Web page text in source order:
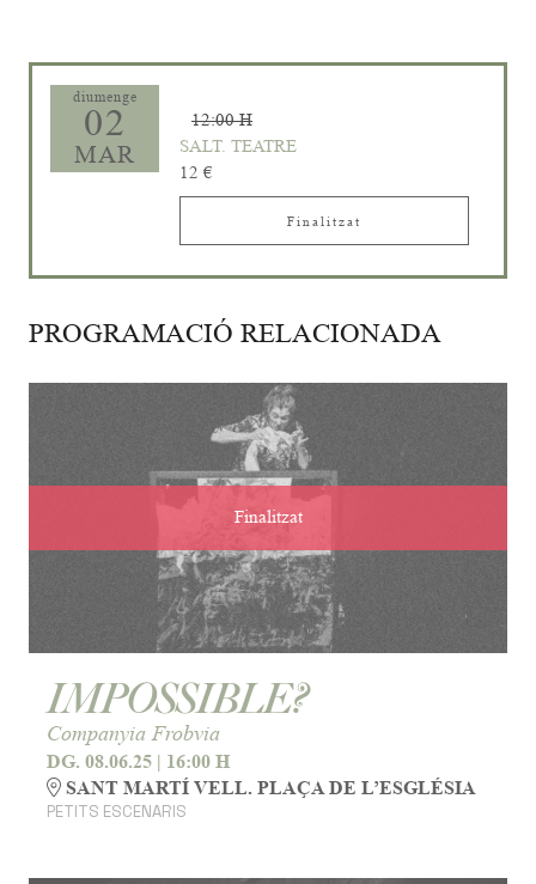
diumenge
02
MAR
12:00 H
SALT. TEATRE
12 €
Finalitzat
PROGRAMACIÓ RELACIONADA
Finalitzat
IMPOSSIBLE?
Companyia Frobvia
DG. 08.06.25 | 16:00 H
SANT MARTÍ VELL. PLAÇA DE L’ESGLÉSIA
PETITS ESCENARIS